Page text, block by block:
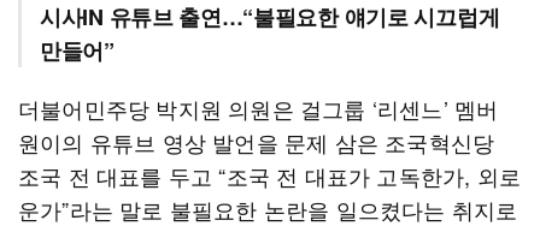
시사IN 유튜브 출연…“불필요한 얘기로 시끄럽게
만들어”
더불어민주당 박지원 의원은 걸그룹 ‘리센느’ 멤버
원이의 유튜브 영상 발언을 문제 삼은 조국혁신당
조국 전 대표를 두고 “조국 전 대표가 고독한가, 외로
운가”라는 말로 불필요한 논란을 일으켰다는 취지로